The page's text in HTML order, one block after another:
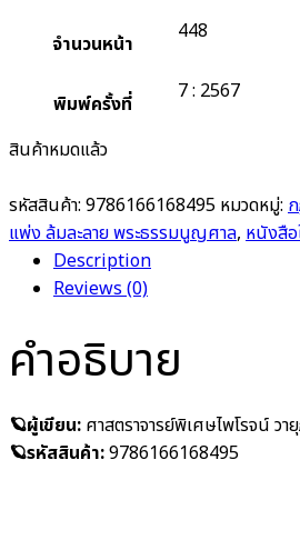
จำนวนหน้า 448
พิมพ์ครั้งที่ 7 : 2567
สินค้าหมดแล้ว
รหัสสินค้า: 9786166168495 หมวดหมู่:
แพ่ง ล้มละลาย พระธรรมนูญศาล, หนังสื
Description
Reviews (0)
คำอธิบาย
🪐ผู้เขียน: ศาสตราจารย์พิเศษไพโรจน์ ว
🪐รหัสสินค้า:9786166168495